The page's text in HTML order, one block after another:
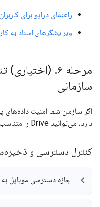
راهنمای درایو برای کاربران
ویرایشگرهای اسناد به
مرحله ۶ . (اختیاری)
سازمانی
دارد، می‌توانید Drive را متناسب با نیازهای خود سفارشی کنید.
کنترل دسترسی و
اجازه دسترسی موبایل به